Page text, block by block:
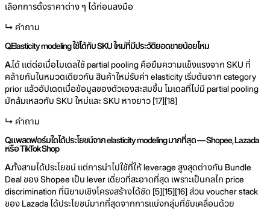
เลือกการตั้งราคาต่าง ๆ ได้ก่อนลงมือ
↳ คำถาม
Q.Elasticity modeling ใช้ได้กับ SKU ใหม่ที่มีประวัติยอดขายน้อยไหม
A.ได้ แต่ต่อเมื่อโมเดลใช้ partial pooling คือยืมความแข็งแรงจาก SKU ที่
คล้ายกันในหมวดเดียวกัน สินค้าใหม่รับค่า elasticity เริ่มต้นจาก category
prior แล้วอัปเดตเมื่อข้อมูลของตัวเองสะสมขึ้น โมเดลที่ไม่มี partial pooling
มักล้มเหลวกับ SKU ใหม่และ SKU หางยาว [17][18]
↳ คำถาม
Q.แพลตฟอร์มใดได้ประโยชน์จาก elasticity modeling มากที่สุด — Shopee, Lazada
หรือ TikTok Shop
A.ทั้งสามได้ประโยชน์ แต่การนำไปใช้ที่ให้ leverage สูงสุดต่างกัน Bundle
Deal ของ Shopee เป็น lever เดี่ยวที่สะอาดที่สุด เพราะเป็นกลไก price
discrimination ที่นิยามเชิงโครงสร้างได้ชัด [5][15][16] ส่วน voucher stack
ของ Lazada ได้ประโยชน์มากที่สุดจากการแบ่งกลุ่มที่ขับเคลื่อนด้วย